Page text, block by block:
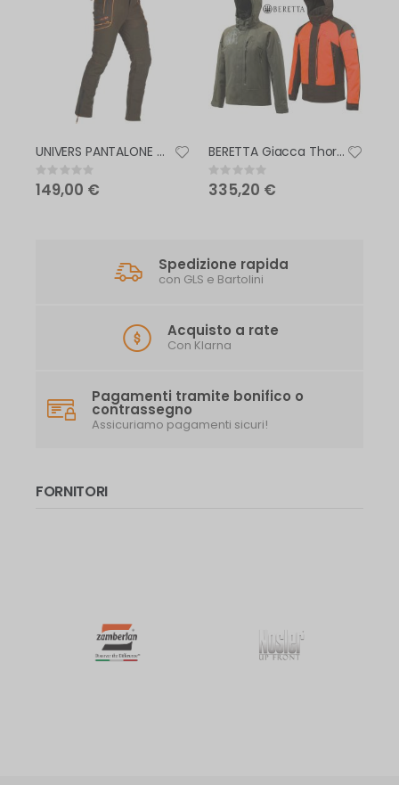
UNIVERS PANTALONE CACCIA MERANO MICROFIBRA U-TEX
Rating:
0%
149,00 €
BERETTA Giacca Thorn Resistant Evo Waterproof
Rating:
0%
335,20 €
Spedizione rapida
con GLS e Bartolini
Acquisto a rate
Con Klarna
Pagamenti tramite bonifico o
contrassegno
Assicuriamo pagamenti sicuri!
FORNITORI